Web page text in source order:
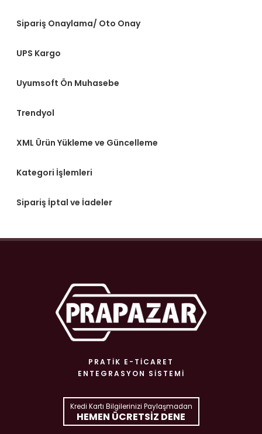
Sipariş Onaylama/ Oto Onay
UPS Kargo
Uyumsoft Ön Muhasebe
Trendyol
XML Ürün Yükleme ve Güncelleme
Kategori İşlemleri
Sipariş İptal ve İadeler
PRATIK E-TICARET
ENTEGRASYON SISTEMI
Kredi Kartı Bilgilerinizi Paylaşmadan
HEMEN ÜCRETSIZ DENE